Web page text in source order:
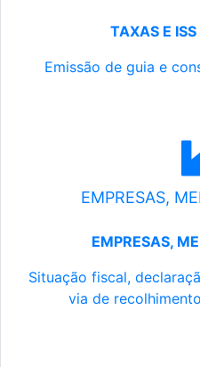
TAXAS E
Emissão de guia e
EMPRESAS,
EMPRESAS,
Situação fiscal,
via de